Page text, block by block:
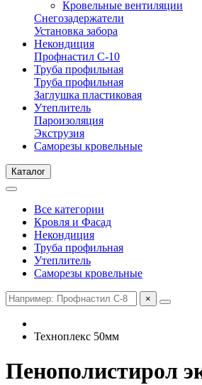
Кровельные вентиляции
Снегозадержатели
Установка забора
Некондиция
Профнастил С-10
Труба профильная
Труба профильная
Заглушка пластиковая
Утеплитель
Пароизоляция
Экструзия
Саморезы кровельные
Каталог
Все категории
Кровля и Фасад
Некондиция
Труба профильная
Утеплитель
Саморезы кровельные
×
Техноплекс 50мм
Пенополистирол